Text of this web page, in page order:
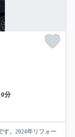
分
。2024年リフォー